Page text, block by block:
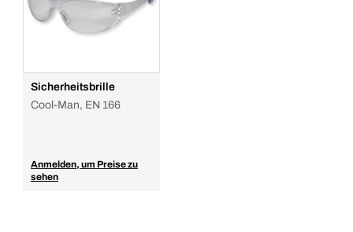
Sicherheitsbrille
Cool-Man, EN 166
Anmelden, um Preise zu
sehen